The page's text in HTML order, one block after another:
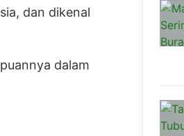
dan dikenal
dalam